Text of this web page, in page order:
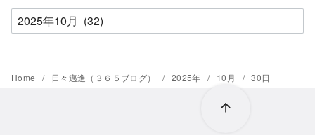
ア
ー
イ
Home 日々邁進（３６５ブログ） 2025年 10月 30日